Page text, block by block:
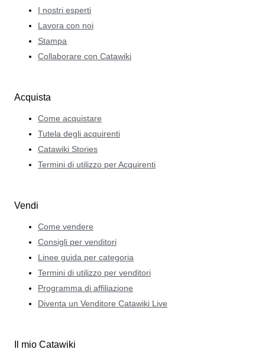
I nostri esperti
Lavora con noi
Stampa
Collaborare con Catawiki
Acquista
Come acquistare
Tutela degli acquirenti
Catawiki Stories
Termini di utilizzo per Acquirenti
Vendi
Come vendere
Consigli per venditori
Linee guida per categoria
Termini di utilizzo per venditori
Programma di affiliazione
Diventa un Venditore Catawiki Live
Il mio Catawiki